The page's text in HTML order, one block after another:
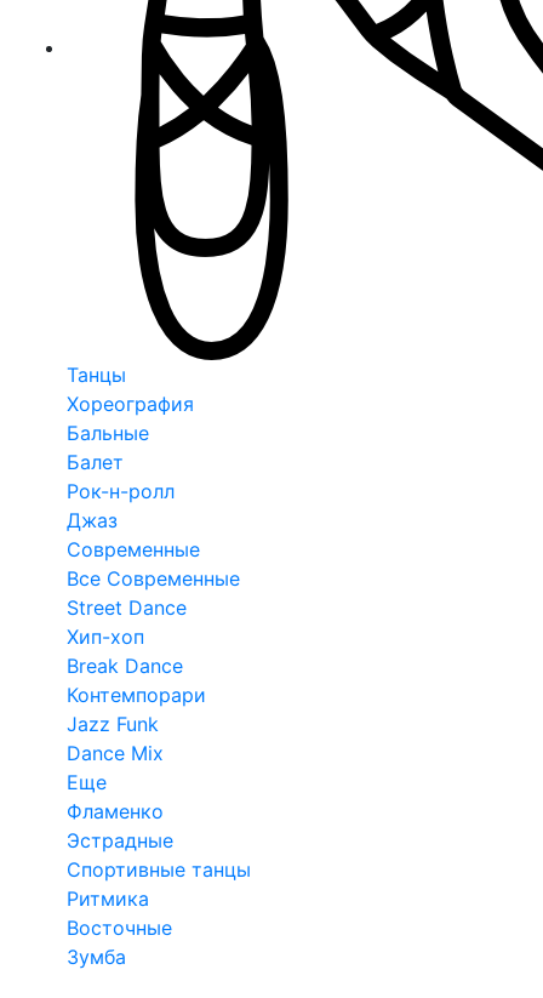
Танцы
Хореография
Бальные
Балет
Рок-н-ролл
Джаз
Современные
Все Современные
Street Dance
Хип-хоп
Break Dance
Контемпорари
Jazz Funk
Dance Mix
Еще
Фламенко
Эстрадные
Спортивные танцы
Ритмика
Восточные
Зумба